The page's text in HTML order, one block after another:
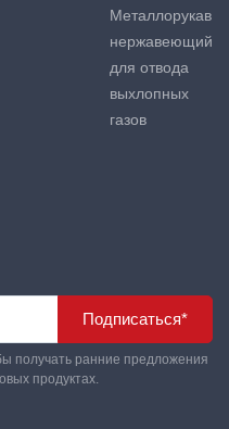
Металлорукав
нержавеющий
для отвода
выхлопных
газов
Подписаться*
получать ранние предложения
продуктах.